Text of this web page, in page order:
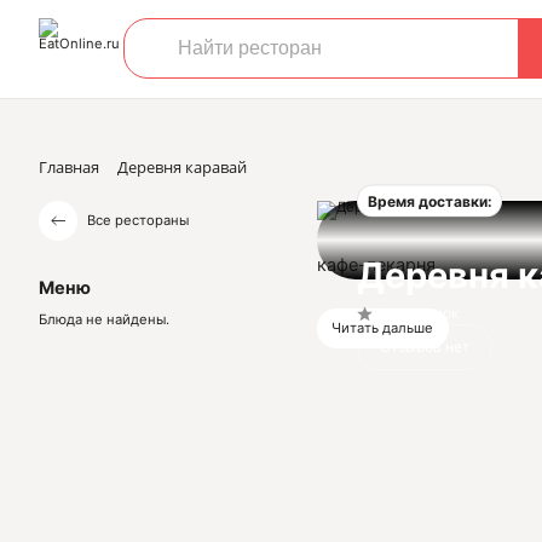
Главная Деревня каравай
Все рестораны
Меню
Блюда не найдены.
Время доставки:
Деревня
кафе-пекарня
Читать дальше